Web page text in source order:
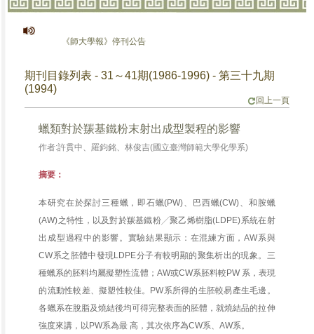
《師大學報》停刊公告
期刊目錄列表 - 31～41期(1986-1996) - 第三十九期
(1994)
回上一頁
蠟類對於羰基鐵粉末射出成型製程的影響
作者:許貫中、羅鈞銘、林俊吉(國立臺灣師範大學化學系)
摘要：
本研究在於探討三種蠟，即石蠟(PW)、巴西蠟(CW)、和胺蠟
(AW)之特性，以及對於羰基鐵粉╱聚乙烯樹脂(LDPE)系統在射
出成型過程中的影響。實驗結果顯示：在混練方面，AW系與
CW系之胚體中發現LDPE分子有較明顯的聚集析出的現象。三
種蠟系的胚料均屬擬塑性流體；AW或CW系胚料較PW 系，表現
的流動性較差、擬塑性較佳。PW系所得的生胚較易產生毛邊。
各蠟系在脫脂及燒結後均可得完整表面的胚體，就燒結品的拉伸
強度來講，以PW系為最 高，其次依序為CW系、AW系。